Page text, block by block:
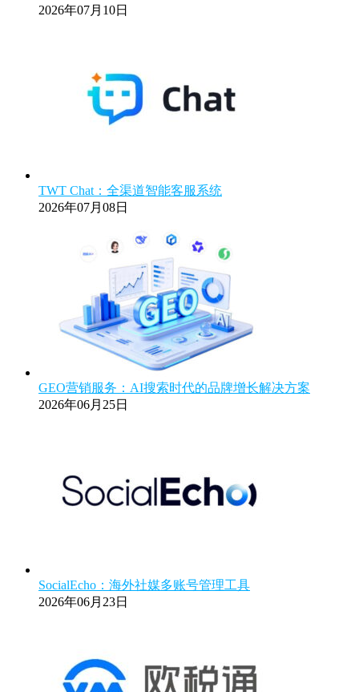
2026年07月10日
TWT Chat：全渠道智能客服系统
2026年07月08日
GEO营销服务：AI搜索时代的品牌增长解决方案
2026年06月25日
SocialEcho：海外社媒多账号管理工具
2026年06月23日